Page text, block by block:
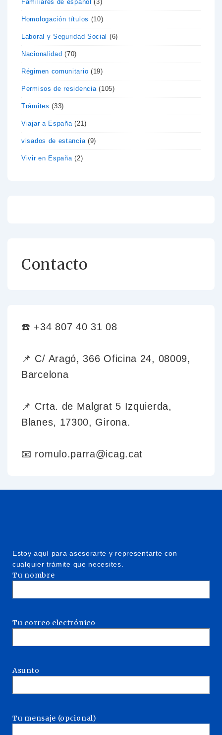
Familiares de español (3)
Homologación títulos (10)
Laboral y Seguridad Social (6)
Nacionalidad (70)
Régimen comunitario (19)
Permisos de residencia(105)
Trámites (33)
Viajar a España(21)
visados de estancia(9)
Vivir en España(2)
Contacto
☎️ +34 807 40 31 08
📌 C/ Aragó, 366 Oficina 24, 08009,
Barcelona
📌 Crta. de Malgrat 5 Izquierda,
Blanes, 17300, Girona.
📧 romulo.parra@icag.cat
Estoy aquí para asesorarte y representarte con
cualquier trámite que necesites.
Tu nombre
Tu correo electrónico
Asunto
Tu mensaje (opcional)